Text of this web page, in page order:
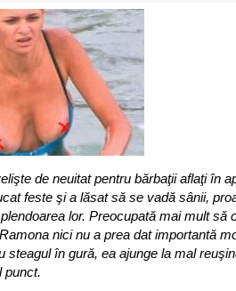
de neuitat pentru bărbaţii aflaţi în
feste şi a lăsat să se vadă sânii,
lor. Preocupată mai mult să
nici nu a prea dat importantă
steagul în gură, ea ajunge la mal
punct.